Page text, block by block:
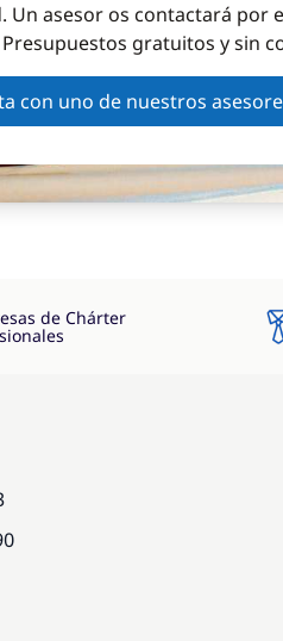
Un asesor os contactará por
gratuitos y sin
con uno de nuestros
de Chárter